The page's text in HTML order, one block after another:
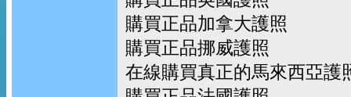
購買正品加拿大護照
購買正品挪威護照
在線購買真正的馬來西亞護